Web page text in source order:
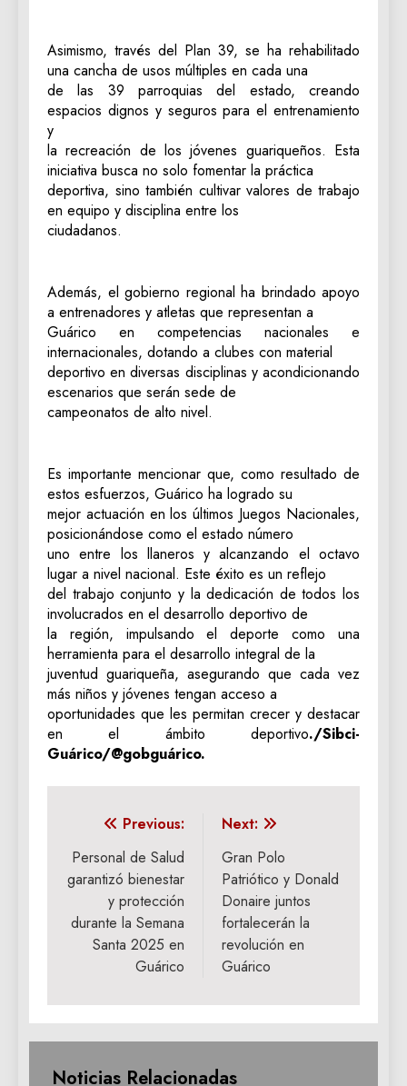
Asimismo, través del Plan 39, se ha rehabilitado
una cancha de usos múltiples en cada una
de las 39 parroquias del estado, creando
espacios dignos y seguros para el entrenamiento
y
la recreación de los jóvenes guariqueños. Esta
iniciativa busca no solo fomentar la práctica
deportiva, sino también cultivar valores de trabajo
en equipo y disciplina entre los
ciudadanos.
Además, el gobierno regional ha brindado apoyo
a entrenadores y atletas que representan a
Guárico en competencias nacionales e
internacionales, dotando a clubes con material
deportivo en diversas disciplinas y acondicionando
escenarios que serán sede de
campeonatos de alto nivel.
Es importante mencionar que, como resultado de
estos esfuerzos, Guárico ha logrado su
mejor actuación en los últimos Juegos Nacionales,
posicionándose como el estado número
uno entre los llaneros y alcanzando el octavo
lugar a nivel nacional. Este éxito es un reflejo
del trabajo conjunto y la dedicación de todos los
involucrados en el desarrollo deportivo de
la región, impulsando el deporte como una
herramienta para el desarrollo integral de la
juventud guariqueña, asegurando que cada vez
más niños y jóvenes tengan acceso a
oportunidades que les permitan crecer y destacar
en el ámbito deportivo./Sibci-
Guárico/@gobguárico.
Navegación
de
entradas
Previous:
Personal de Salud
garantizó bienestar
y protección
durante la Semana
Santa 2025 en
Guárico
Next:
Gran Polo
Patriótico y Donald
Donaire juntos
fortalecerán la
revolución en
Guárico
Noticias Relacionadas